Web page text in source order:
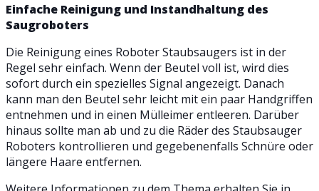
Einfache Reinigung und Instandhaltung des
Saugroboters
Die Reinigung eines Roboter Staubsaugers ist in der
Regel sehr einfach. Wenn der Beutel voll ist, wird dies
sofort durch ein spezielles Signal angezeigt. Danach
kann man den Beutel sehr leicht mit ein paar Handgriffen
entnehmen und in einen Mülleimer entleeren. Darüber
hinaus sollte man ab und zu die Räder des Staubsauger
Roboters kontrollieren und gegebenenfalls Schnüre oder
längere Haare entfernen.